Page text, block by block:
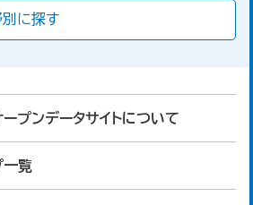
に探す
プンデータサイトについて
一覧